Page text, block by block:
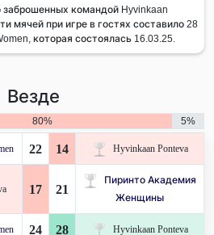
командой Hyvinkaan
мячей при игре в гостях составило 28
которая состоялась 16.03.25.
Везде
80% 5%
22 14 Hyvinkaan Ponteva
17 21
Пиринто Академия
Женщины
24 28 Hyvinkaan Ponteva